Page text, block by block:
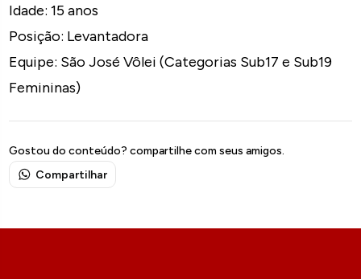
Idade: 15 anos
Posição: Levantadora
Equipe: São José Vôlei (Categorias Sub17 e Sub19
Femininas)
Gostou do conteúdo? compartilhe com seus amigos.
Compartilhar